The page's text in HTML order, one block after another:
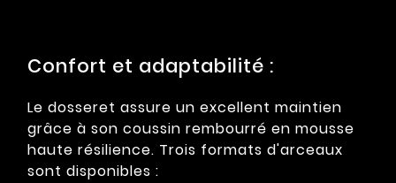
Confort et adaptabilité :
Le dosseret assure un excellent maintien
grâce à son coussin rembourré en mousse
haute résilience. Trois formats d'arceaux
sont disponibles :